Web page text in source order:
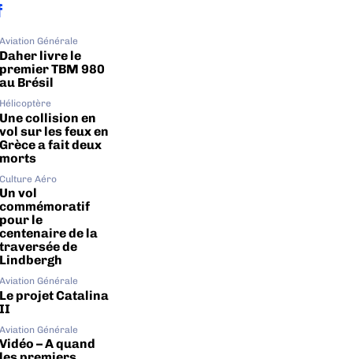
Aviation Générale
Daher livre le
premier TBM 980
au Brésil
Hélicoptère
Une collision en
vol sur les feux en
Grèce a fait deux
morts
Culture Aéro
Un vol
commémoratif
pour le
centenaire de la
traversée de
Lindbergh
Aviation Générale
Le projet Catalina
II
Aviation Générale
Vidéo – A quand